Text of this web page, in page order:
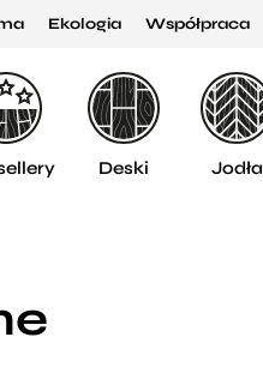
Ekologia Współpraca
Deski Jodła